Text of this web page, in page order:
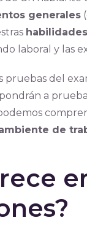
generales
laboral y las
pruebas del
a
de